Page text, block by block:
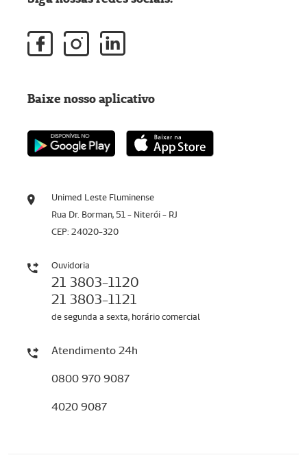
Unimed Leste Fluminense
Rua Dr. Borman, 51 - Niterói - RJ
CEP: 24020-320
Ouvidoria
21 3803-1120
21 3803-1121
de segunda a sexta, horário comercial
Atendimento 24h
0800 970 9087
4020 9087
Baixe nosso aplicativo